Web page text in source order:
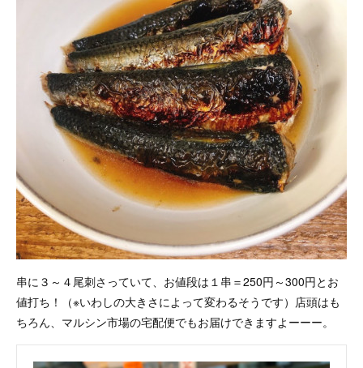
串に３～４尾刺さっていて、お値段は１串＝250円～300円とお
値打ち！（※いわしの大きさによって変わるそうです）店頭はも
ちろん、マルシン市場の宅配便でもお届けできますよーーー。